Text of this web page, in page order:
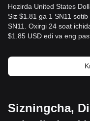
Hozirda United States
Siz $1.81 ga 1 SN11
SN11. Oxirgi 24 soat
$1.85 USD edi va eng
Sizningcha,